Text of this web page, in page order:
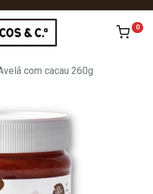
0
com cacau 260g